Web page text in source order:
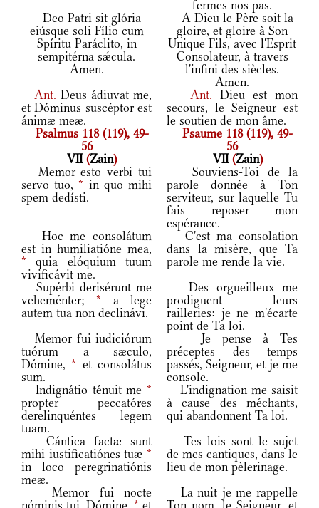
fermes nos pas.
Deo Patri sit glória
eiúsque soli Fílio cum
Spíritu Paráclito, in
sempitérna sǽcula.
Amen.
A Dieu le Père soit la
gloire, et gloire à Son
Unique Fils, avec l'Esprit
Consolateur, à travers
l'infini des siècles.
Amen.
Ant. Deus ádiuvat me,
et Dóminus suscéptor est
ánimæ meæ.
Ant. Dieu est mon
secours, le Seigneur est
le soutien de mon âme.
Psalmus 118 (119), 49-
56
Psaume 118 (119), 49-
56
VII (Zain) VII (Zain)
Memor esto verbi tui
servo tuo,* in quo mihi
spem dedísti.
Souviens-Toi de la
parole donnée à Ton
serviteur, sur laquelle Tu
fais reposer mon
espérance.
Hoc me consolátum
est in humiliatióne mea,
* quia elóquium tuum
vivificávit me.
C'est ma consolation
dans la misère, que Ta
parole me rende la vie.
Supérbi derisérunt me
veheménter;* a lege
autem tua non declinávi.
Des orgueilleux me
prodiguent leurs
railleries: je ne m'écarte
point de Ta loi.
Memor fui iudiciórum
tuórum a sæculo,
Dómine,* et consolátus
sum.
Je pense à Tes
préceptes des temps
passés, Seigneur, et je me
console.
Indignátio ténuit me *
propter peccatóres
derelinquéntes legem
tuam.
L'indignation me saisit
à cause des méchants,
qui abandonnent Ta loi.
Cántica factæ sunt
mihi iustificatiónes tuæ *
in loco peregrinatiónis
meæ.
Tes lois sont le sujet
de mes cantiques, dans le
lieu de mon pèlerinage.
Memor fui nocte
La nuit je me rappelle